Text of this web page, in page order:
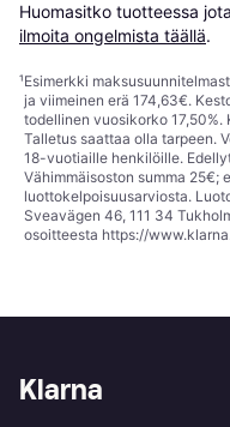
Huomasitko tuotteessa
ilmoita ongelmista täällä.
¹Esimerkki
ja viimeinen erä 174,63€.
todellinen vuosikorko
Talletus saattaa olla tarpeen.
18-vuotiaille henkilöille.
Vähimmäisoston summa 25€;
luottokelpoisuusarviosta.
Sveavägen 46, 111 34
osoitteesta https://
Klarna